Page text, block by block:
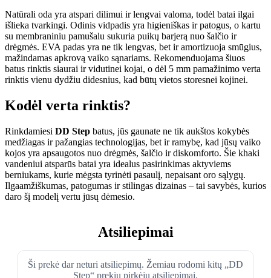
Natūrali oda yra atspari dilimui ir lengvai valoma, todėl batai ilgai
išlieka tvarkingi. Odinis vidpadis yra higieniškas ir patogus, o kartu
su membraniniu pamušalu sukuria puikų barjerą nuo šalčio ir
drėgmės. EVA padas yra ne tik lengvas, bet ir amortizuoja smūgius,
mažindamas apkrovą vaiko sąnariams. Rekomenduojama šiuos
batus rinktis siaurai ir vidutinei kojai, o dėl 5 mm pamažinimo verta
rinktis vienu dydžiu didesnius, kad būtų vietos storesnei kojinei.
Kodėl verta rinktis?
Rinkdamiesi DD Step batus, jūs gaunate ne tik aukštos kokybės
medžiagas ir pažangias technologijas, bet ir ramybę, kad jūsų vaiko
kojos yra apsaugotos nuo drėgmės, šalčio ir diskomforto. Šie khaki
vandeniui atsparūs batai yra idealus pasirinkimas aktyviems
berniukams, kurie mėgsta tyrinėti pasaulį, nepaisant oro sąlygų.
Ilgaamžiškumas, patogumas ir stilingas dizainas – tai savybės, kurios
daro šį modelį vertu jūsų dėmesio.
Atsiliepimai
Ši prekė dar neturi atsiliepimų. Žemiau rodomi kitų „DD
Step“ prekių pirkėjų atsiliepimai.